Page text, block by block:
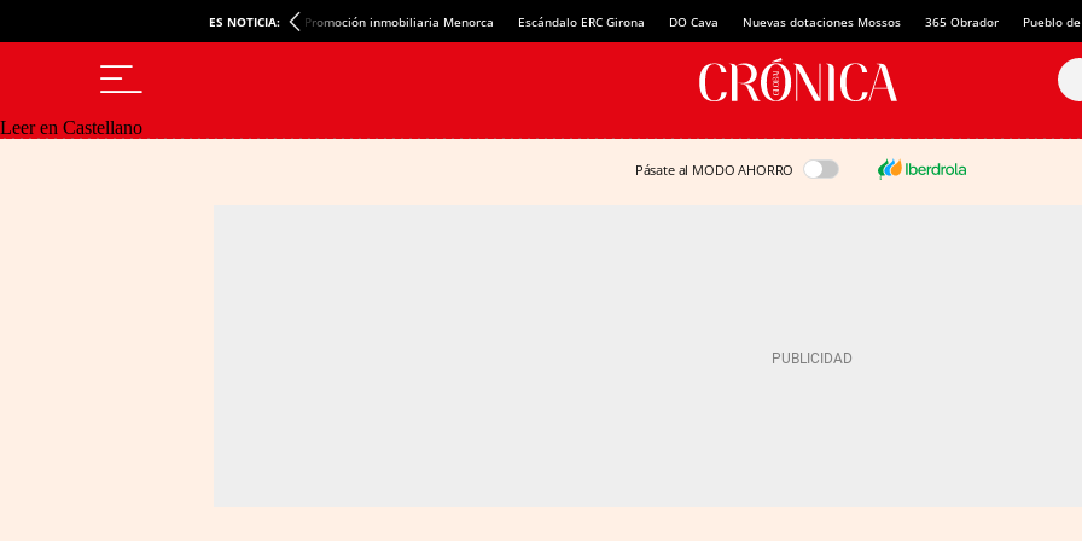
ES NOTICIA: Promoción inmobiliaria Menorca Escándalo ERC Girona DO Cava Nuevas dotaciones Mossos 365 Obrador Pueblo
Leer en Castellano
Pásate al MODO AHORRO